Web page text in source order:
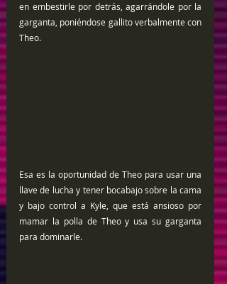
en embestirle por detrás, agarrándole por la
garganta, poniéndose gallito verbalmente con
Theo.
Esa es la oportunidad de Theo para usar una
llave de lucha y tener bocabajo sobre la cama
y bajo control a Kyle, que está ansioso por
mamar la polla de Theo y usa su garganta
para dominarle.